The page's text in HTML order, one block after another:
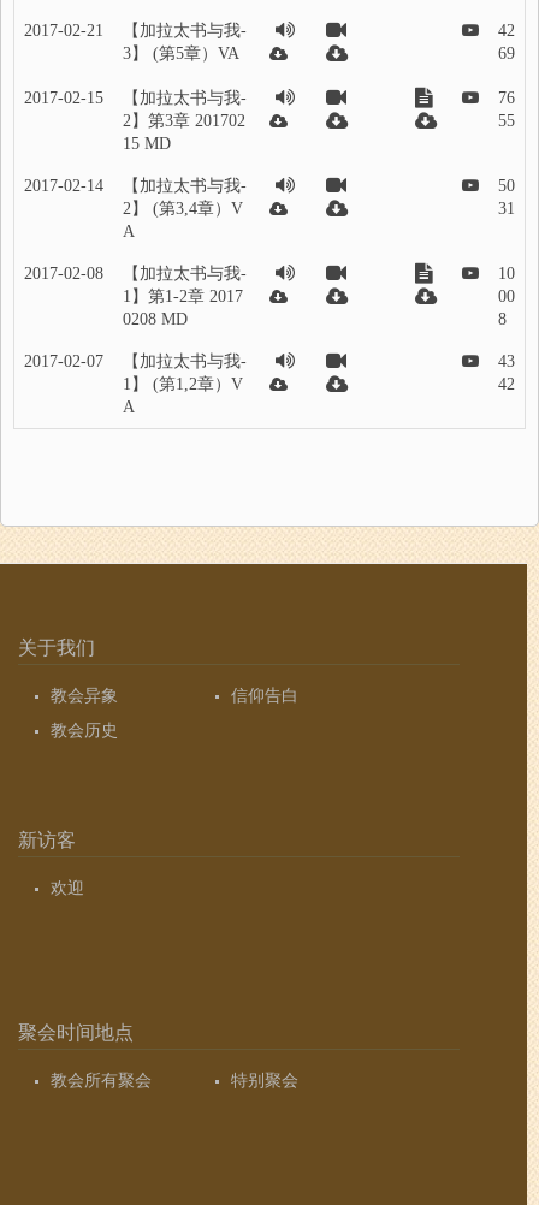
2017-02-21
【加拉太书与我-
3】 (第5章）VA
42
69
2017-02-15
【加拉太书与我-
2】第3章 201702
15 MD
76
55
2017-02-14
【加拉太书与我-
2】 (第3,4章）V
A
50
31
2017-02-08
【加拉太书与我-
1】第1-2章 2017
0208 MD
10
00
8
2017-02-07
【加拉太书与我-
1】 (第1,2章）V
A
43
42
关于我们
教会异象
信仰告白
教会历史
新访客
欢迎
聚会时间地点
教会所有聚会 特别聚会